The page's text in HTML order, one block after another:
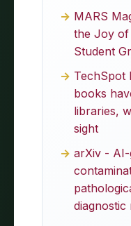
MARS
the Joy of
Student
TechSpot
books
libraries,
sight
arXiv - AI-
diagnostic